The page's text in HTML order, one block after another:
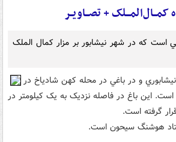
کمـــال‌المــــلک + تصـــاويــر
است که در شهر نيشابور بر مزار کمال ‌الملک
نيشابوري و در باغي در محله کهن شادياخ در
اين باغ در فاصله نزديک به يک کيلومتر در
گرفته ‌است.
هوشنگ سيحون است.